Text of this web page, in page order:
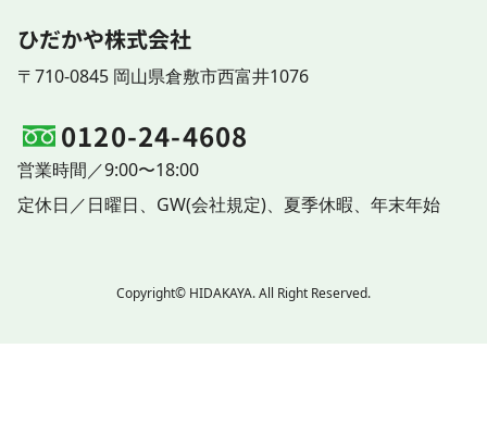
ひだかや株式会社
〒710-0845 岡山県倉敷市西富井1076
0120-24-4608
営業時間／9:00〜18:00
定休日／日曜日、 GW(会社規定)、 夏季休暇、 年末年始
Copyright© HIDAKAYA. All Right Reserved.